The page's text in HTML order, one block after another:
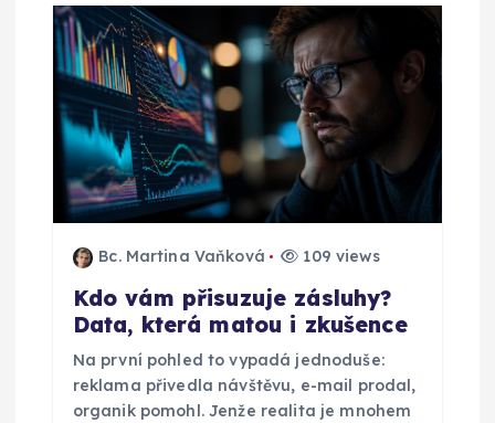
p
ř
p
Bc. Martina Vaňková 109 views
Kdo vám přisuzuje zásluhy?
Data, která matou i zkušence
Na první pohled to vypadá jednoduše:
reklama přivedla návštěvu, e-mail prodal,
organik pomohl. Jenže realita je mnohem